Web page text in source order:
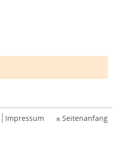
Impressum Seitenanfang